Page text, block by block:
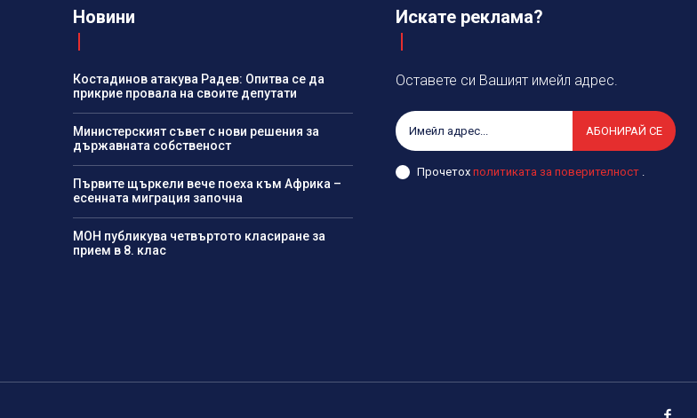
Новини
Костадинов атакува Радев: Опитва се да
прикрие провала на своите депутати
Министерският съвет с нови решения за
държавната собственост
Първите щъркели вече поеха към Африка –
есенната миграция започна
МОН публикува четвъртото класиране за
прием в 8. клас
Искате реклама?
Оставете си Вашият имейл адрес.
АБОНИРАЙ СЕ
Прочетохполитиката за поверителност